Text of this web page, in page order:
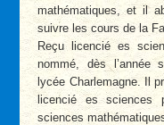
mathématiques, et il
suivre les cours de la
Reçu licencié es
nommé, dès l’année
lycée Charlemagne. Il
licencié es sciences
sciences